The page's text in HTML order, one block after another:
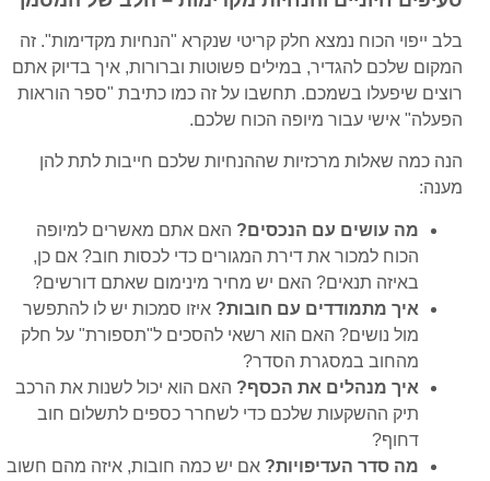
בלב ייפוי הכוח נמצא חלק קריטי שנקרא "הנחיות מקדימות". זה
המקום שלכם להגדיר, במילים פשוטות וברורות, איך בדיוק אתם
רוצים שיפעלו בשמכם. תחשבו על זה כמו כתיבת "ספר הוראות
הפעלה" אישי עבור מיופה הכוח שלכם.
הנה כמה שאלות מרכזיות שההנחיות שלכם חייבות לתת להן
מענה:
מה עושים עם הנכסים? האם אתם מאשרים למיופה
הכוח למכור את דירת המגורים כדי לכסות חוב? אם כן,
באיזה תנאים? האם יש מחיר מינימום שאתם דורשים?
איך מתמודדים עם חובות? איזו סמכות יש לו להתפשר
מול נושים? האם הוא רשאי להסכים ל"תספורת" על חלק
מהחוב במסגרת הסדר?
איך מנהלים את הכסף? האם הוא יכול לשנות את הרכב
תיק ההשקעות שלכם כדי לשחרר כספים לתשלום חוב
דחוף?
מה סדר העדיפויות? אם יש כמה חובות, איזה מהם חשוב